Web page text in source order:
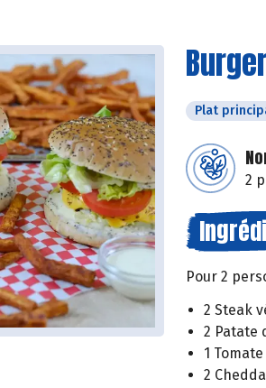
Plat
2
Pour 2
2 Steak
2 Patate
1 Tomate
2